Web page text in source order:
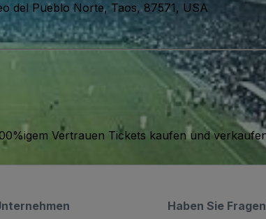
del Pueblo Norte, Taos, 87571, USA
Vertrauen Tickets kaufen und
Haben Sie